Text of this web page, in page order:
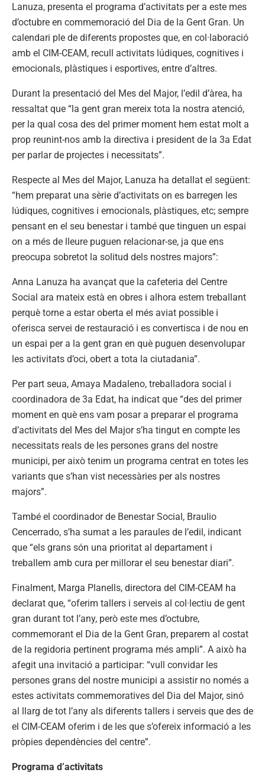
Lanuza, presenta el programa d’activitats per a este mes
d’octubre en commemoració del Dia de la Gent Gran. Un
calendari ple de diferents propostes que, en col·laboració
amb el CIM-CEAM, recull activitats lúdiques, cognitives i
emocionals, plàstiques i esportives, entre d’altres.
Durant la presentació del Mes del Major, l’edil d’àrea, ha
ressaltat que “la gent gran mereix tota la nostra atenció,
per la qual cosa des del primer moment hem estat molt a
prop reunint-nos amb la directiva i president de la 3a Edat
per parlar de projectes i necessitats”.
Respecte al Mes del Major, Lanuza ha detallat el següent:
“hem preparat una sèrie d’activitats on es barregen les
lúdiques, cognitives i emocionals, plàstiques, etc; sempre
pensant en el seu benestar i també que tinguen un espai
on a més de lleure puguen relacionar-se, ja que ens
preocupa sobretot la solitud dels nostres majors”:
Anna Lanuza ha avançat que la cafeteria del Centre
Social ara mateix està en obres i alhora estem treballant
perquè torne a estar oberta el més aviat possible i
oferisca servei de restauració i es convertisca i de nou en
un espai per a la gent gran en què puguen desenvolupar
les activitats d’oci, obert a tota la ciutadania”.
Per part seua, Amaya Madaleno, treballadora social i
coordinadora de 3a Edat, ha indicat que “des del primer
moment en què ens vam posar a preparar el programa
d’activitats del Mes del Major s’ha tingut en compte les
necessitats reals de les persones grans del nostre
municipi, per això tenim un programa centrat en totes les
variants que s’han vist necessàries per als nostres
majors”.
També el coordinador de Benestar Social, Braulio
Cencerrado, s’ha sumat a les paraules de l’edil, indicant
que “els grans són una prioritat al departament i
treballem amb cura per millorar el seu benestar diari”.
Finalment, Marga Planells, directora del CIM-CEAM ha
declarat que, “oferim tallers i serveis al col·lectiu de gent
gran durant tot l’any, però este mes d’octubre,
commemorant el Dia de la Gent Gran, preparem al costat
de la regidoria pertinent programa més ampli”. A això ha
afegit una invitació a participar: “vull convidar les
persones grans del nostre municipi a assistir no només a
estes activitats commemoratives del Dia del Major, sinó
al llarg de tot l’any als diferents tallers i serveis que des de
el CIM-CEAM oferim i de les que s’ofereix informació a les
pròpies dependències del centre”.
Programa d’activitats